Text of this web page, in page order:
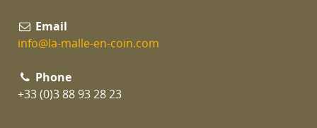
Email
info@la-malle-en-coin.com
Phone
+33 (0)3 88 93 28 23